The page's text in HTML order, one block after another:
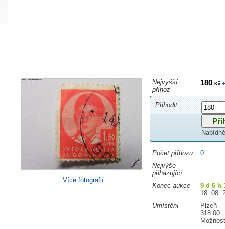
Více fotografií
Nejvyšší
příhoz
180 Kč+
Přihodit
Počet příhozů
0
Nejvýše
přihazující
Konec aukce
9 d 6 h
18. 08.
Umístění
Plzeň
318 00